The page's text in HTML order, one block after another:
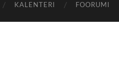
KALENTERI FOORUMI